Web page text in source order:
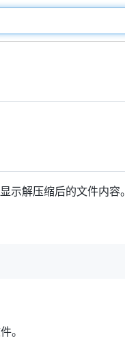
解压缩后的文件内容。
。